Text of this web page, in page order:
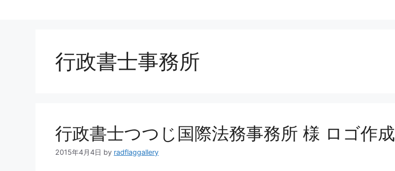
行政書士事務所
行政書士つつじ国際法務事務所 様 ロゴ作成
2015年4月4日 by radflaggallery